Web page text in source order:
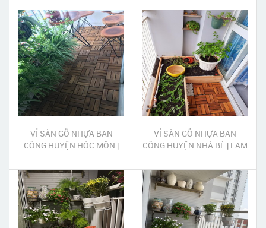
VỈ SÀN GỖ NHỰA BAN
CÔNG HUYỆN HÓC MÔN |
BAN CÔNG HUYỆN HÓC
MÔN
VỈ SÀN GỖ NHỰA BAN
CÔNG HUYỆN NHÀ BÈ | LAM
CÔNG HUYỆN NHÀ BÈ